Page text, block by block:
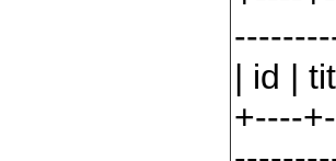
| id |
+----